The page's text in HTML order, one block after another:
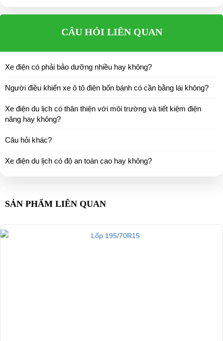
CÂU HỎI LIÊN QUAN
Xe điện có phải bảo dưỡng nhiều hay không?
Người điều khiển xe ô tô điện bốn bánh có cần bằng lái không?
Xe điện du lịch có thân thiện với môi trường và tiết kiệm điện
năng hay không?
Câu hỏi khác?
Xe điện du lịch có độ an toàn cao hay không?
SẢN PHẨM LIÊN QUAN